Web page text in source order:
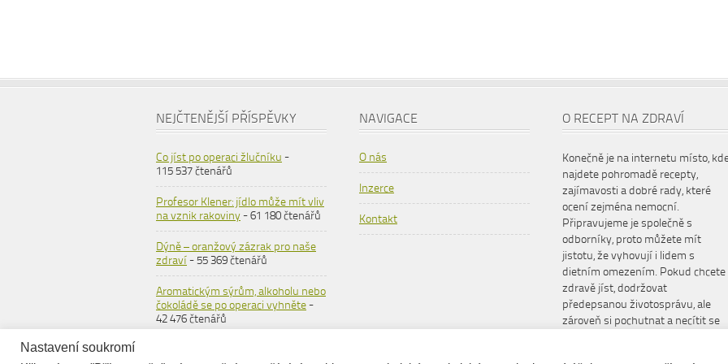
NEJČTENĚJŠÍ PŘÍSPĚVKY
Co jíst po operaci žlučníku -
115 537 čtenářů
Profesor Klener: jídlo může mít vliv
na vznik rakoviny- 61 180 čtenářů
Dýně – oranžový zázrak pro naše
zdraví- 55 369 čtenářů
Aromatickým sýrům, alkoholu nebo
čokoládě se po operaci vyhněte-
42 476 čtenářů
NAVIGACE
O nás
Inzerce
Kontakt
O RECEPT NA ZDRAVÍ
Konečně je na internetu místo,
najdete pohromadě recepty,
zajímavosti a dobré rady, které
ocení zejména nemocní.
Připravujeme je společně s
odborníky, proto můžete mít
jistotu, že vyhovují i lidem s
dietním omezením. Pokud chcete
zdravě jíst, dodržovat
předepsanou životosprávu, ale
zároveň si pochutnat a necítit se
Nastavení soukromí